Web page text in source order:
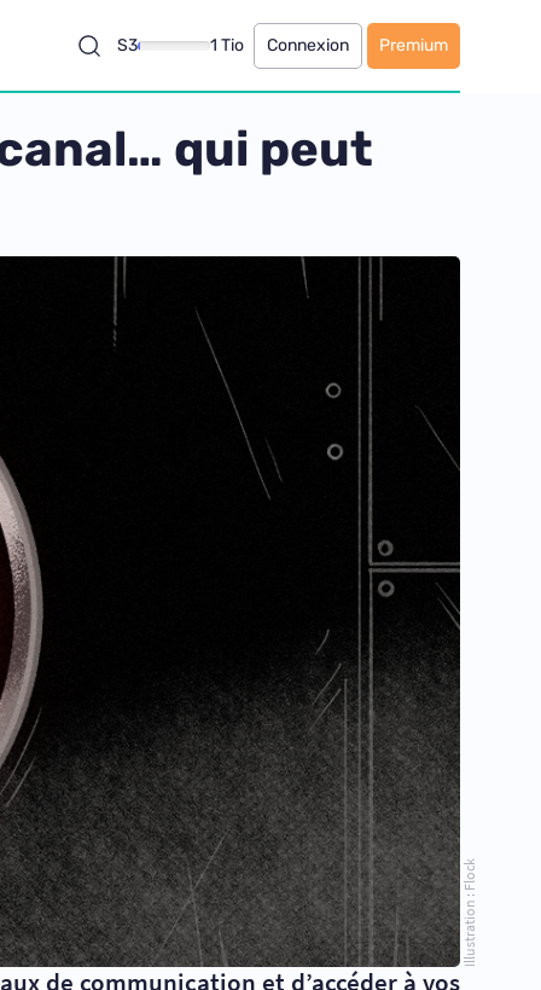
S3 1 Tio Connexion Premium
qui peut
Illustration : Flock
de communication et d’accéder à vos